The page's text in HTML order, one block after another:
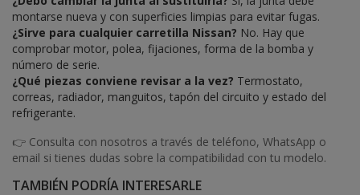
montarse nueva y con superficies limpias para evitar fugas.
¿Sirve para cualquier carretilla Nissan? No. Hay que
comprobar motor, polea, fijaciones, forma de la bomba y
número de serie.
¿Qué piezas conviene revisar a la vez? Termostato,
correas, radiador, manguitos, tapón del circuito y estado del
refrigerante.
👉 Consulta con nosotros a través de teléfono, WhatsApp o
email si tienes dudas sobre la compatibilidad con tu modelo.
TAMBIÉN PODRÍA INTERESARLE